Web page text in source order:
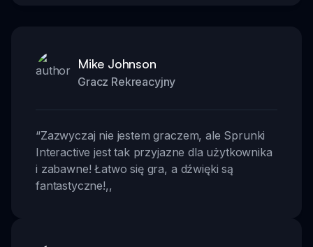
Mike Johnson
Gracz Rekreacyjny
“Zazwyczaj nie jestem graczem, ale Sprunki
Interactive jest tak przyjazne dla użytkownika
i zabawne! Łatwo się gra, a dźwięki są
fantastyczne!,,